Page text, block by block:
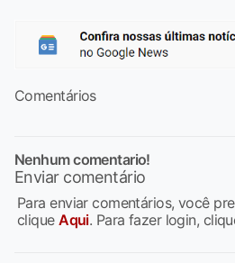
Comentários
Nenhum comentario!
Enviar comentário
Para enviar comentários, você
cliqueAqui. Para fazer login,